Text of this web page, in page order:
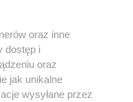
oraz inne
dostęp i
oraz
jak unikalne
wysyłane przez